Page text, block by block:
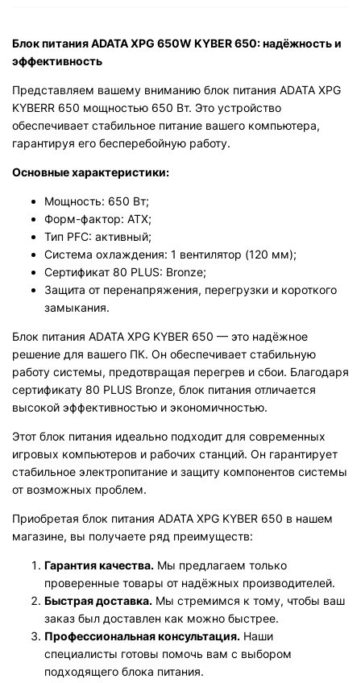
Блок питания ADATA XPG 650W KYBER 650: надёжность и
эффективность
Представляем вашему вниманию блок питания ADATA XPG
KYBERR 650 мощностью 650 Вт. Это устройство
обеспечивает стабильное питание вашего компьютера,
гарантируя его бесперебойную работу.
Основные характеристики:
Мощность: 650 Вт;
Форм-фактор: ATX;
Тип PFC: активный;
Система охлаждения: 1 вентилятор (120 мм);
Сертификат 80 PLUS: Bronze;
Защита от перенапряжения, перегрузки и короткого
замыкания.
Блок питания ADATA XPG KYBER 650 — это надёжное
решение для вашего ПК. Он обеспечивает стабильную
работу системы, предотвращая перегрев и сбои. Благодаря
сертификату 80 PLUS Bronze, блок питания отличается
высокой эффективностью и экономичностью.
Этот блок питания идеально подходит для современных
игровых компьютеров и рабочих станций. Он гарантирует
стабильное электропитание и защиту компонентов системы
от возможных проблем.
Приобретая блок питания ADATA XPG KYBER 650 в нашем
магазине, вы получаете ряд преимуществ:
Гарантия качества. Мы предлагаем только
проверенные товары от надёжных производителей.
Быстрая доставка. Мы стремимся к тому, чтобы ваш
заказ был доставлен как можно быстрее.
Профессиональная консультация. Наши
специалисты готовы помочь вам с выбором
подходящего блока питания.